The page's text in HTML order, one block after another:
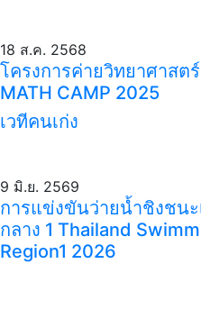
18 ส.ค. 2568
โครงการค่ายวิทยาศาสต
MATH CAMP 2025
เวทีคนเก่ง
9 มิ.ย. 2569
การแข่งขันว่ายน้ำชิงชน
กลาง 1 Thailand
Region1 2026